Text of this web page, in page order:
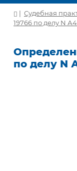
| Судебная
19766 по делу N
по делу N